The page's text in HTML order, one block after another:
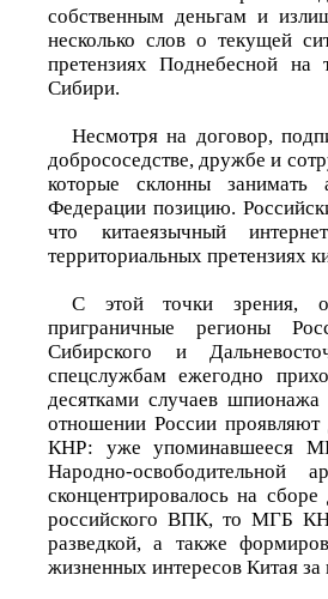
собственным деньгам и
несколько слов о текущей
претензиях Поднебесной на
Сибири.
Несмотря на договор,
добрососедстве, дружбе и
которые склонны
Федерации позицию.
что китаеязычный
территориальных претензиях
С этой точки зрения,
приграничные регионы
Сибирского и
спецслужбам ежегодно
десятками случаев
отношении России проявляют
КНР: уже упоминавшееся
Народно-
сконцентрировалось на
российского ВПК, то МГБ
разведкой, а также
жизненных интересов Китая